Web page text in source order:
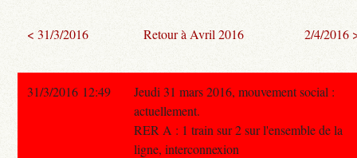
< 31/3/2016 Retour à Avril 2016 2/4/2016
31/3/2016 12:49
Jeudi 31 mars 2016, mouvement social :
actuellement.
RER A : 1 train sur 2 sur l'ensemble de la
ligne, interconnexion